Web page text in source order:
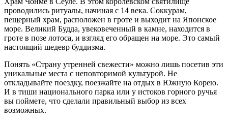
проводились ритуалы, начиная с 14 века. Соккурам,
пещерный храм, расположен в гроте и выходит на Японское
море. Великий Будда, увековеченный в камне, находится в
гроте в позе лотоса, и взгляд его обращен на море. Это самый
настоящий шедевр буддизма.
Понять «Страну утренней свежести» можно лишь посетив эти
уникальные места с неповторимой культурой. Не
откладывайте поездку, поезжайте на отдых в Южную Корею.
И в тиши национального парка или у истоков горного ручья
вы поймете, что сделали правильный выбор из всех
возможных.